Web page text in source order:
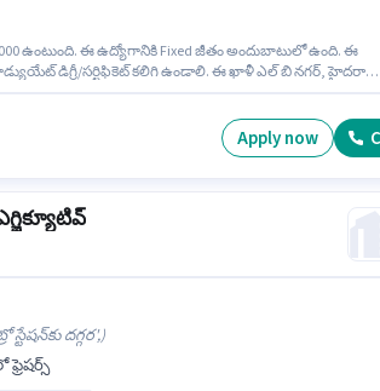
ఉంటుంది. ఈ ఉద్యోగానికి Fixed జీతం అందుబాటులో ఉంది. ఈ
డిగ్రీ/సర్టిఫికెట్ కలిగి ఉండాలి. ఈ ఖాళీ ఎల్ బి నగర్, హైదరాబాద్
Apply now
స్టేషన్‌కు దగ్గర',)